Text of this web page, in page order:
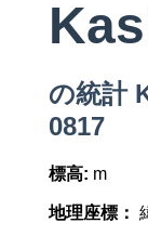
の統計
0817
標高: m
地理座標：